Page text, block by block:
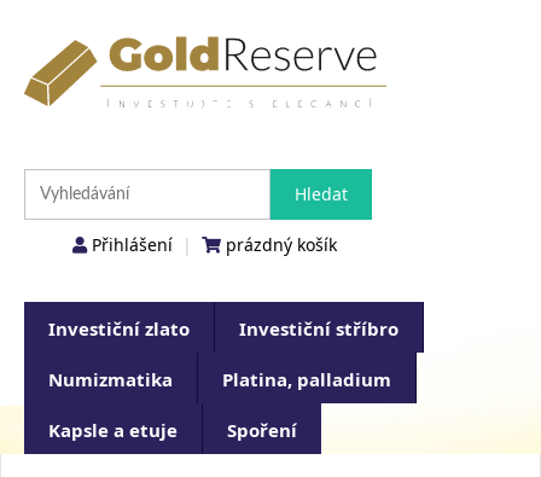
Přihlášení | prázdný košík
Investiční zlato Investiční stříbro
Numizmatika Platina, palladium
Kapsle a etuje Spoření